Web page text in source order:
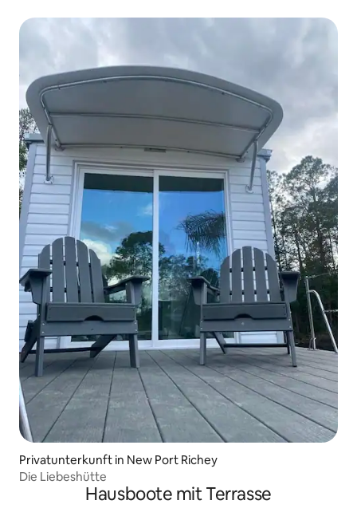
Privatunterkunft in New Port Richey
Die Liebeshütte
Hausboote mit Terrasse